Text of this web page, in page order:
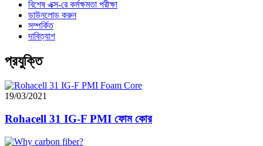
বিশেষ এক্স-রে কর্মক্ষমতা পরীক্ষা
ডাউনলোড করুন
সম্পর্কিত
দাবিত্যাগ
প্রযুক্তি
19/03/2021
Rohacell 31 IG-F PMI ফোম কোর